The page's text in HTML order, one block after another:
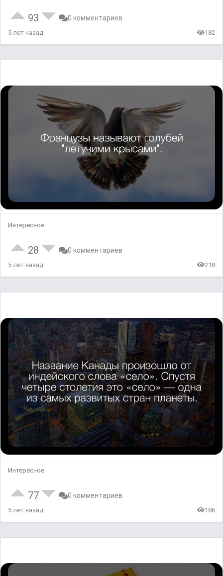
93 0 комментариев
5 лет назад 182
Интересное
28 0 комментариев
5 лет назад 218
Интересное
77 0 комментариев
5 лет назад 186